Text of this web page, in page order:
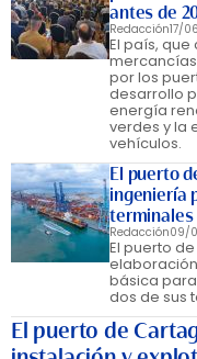
antes de
Redacción17/
El país, que
por los
desarrollo
energía
verdes y la
vehículos.
El puerto
ingeniería
terminales
Redacción09/
El puerto
básica
dos de sus
El puerto de